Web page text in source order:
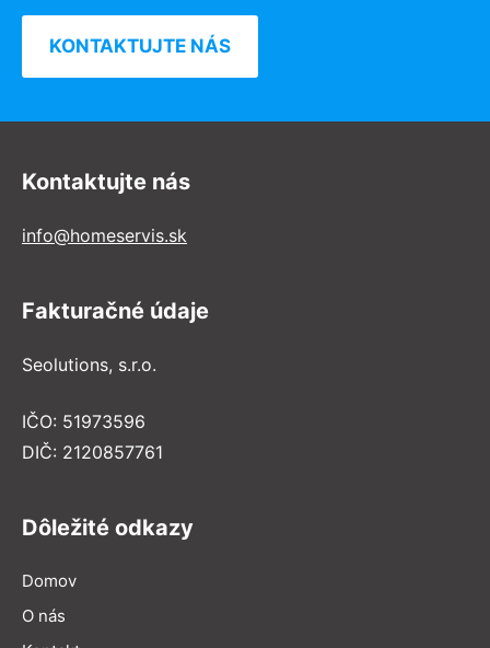
KONTAKTUJTE NÁS
Kontaktujte nás
info@homeservis.sk
Fakturačné údaje
Seolutions, s.r.o.
IČO: 51973596
DIČ: 2120857761
Dôležité odkazy
Domov
O nás